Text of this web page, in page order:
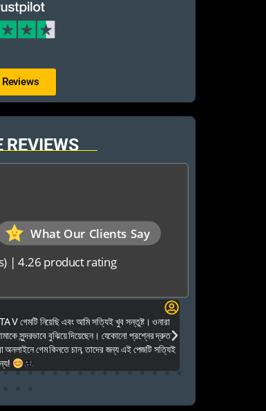
REVIEWS
What Our Clients Say
|4.26 product rating
V গেমটি নিয়েছি এবং আমি সত্যিই খুব সন্তুষ্ট। ওনারা
সুন্দরভাবে বুঝিয়ে দিয়েছেন। যেকোনো প্রশ্নের দ্রুত
অনলাইনে গেম কিনতে চান, তাদের জন্য এই পেজটি সত্যিই